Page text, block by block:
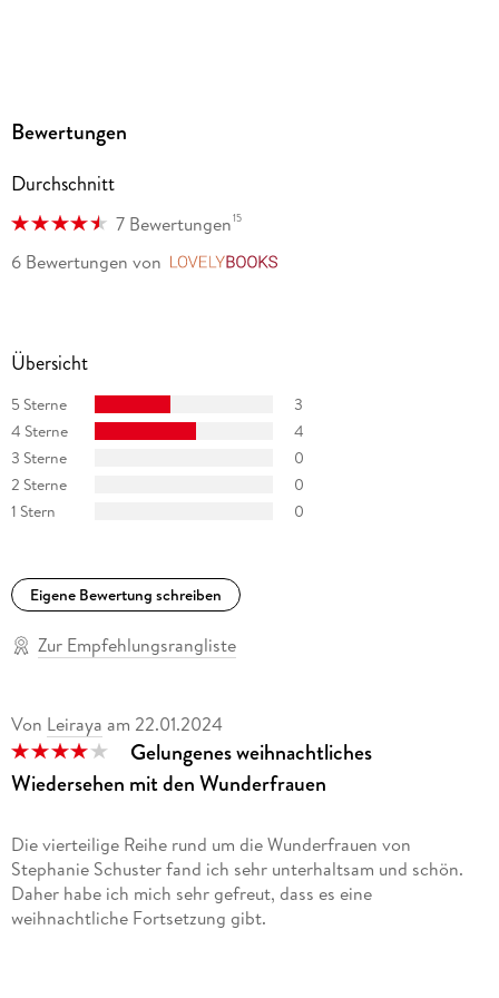
Bewertungen
Durchschnitt
7 Bewertungen15
6 Bewertungen von
Übersicht
5 Sterne
3
4 Sterne
4
3 Sterne
0
2 Sterne
0
1 Stern
0
Eigene Bewertung schreiben
Zur Empfehlungsrangliste
Von Leiraya am 22.01.2024
Gelungenes weihnachtliches
Wiedersehen mit den Wunderfrauen
Die vierteilige Reihe rund um die Wunderfrauen von
Stephanie Schuster fand ich sehr unterhaltsam und schön.
Daher habe ich mich sehr gefreut, dass es eine
weihnachtliche Fortsetzung gibt.